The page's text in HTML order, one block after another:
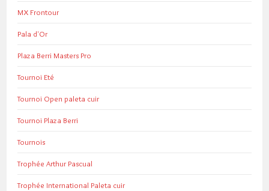
MX Frontour
Pala d'Or
Plaza Berri Masters Pro
Tournoi Eté
Tournoi Open paleta cuir
Tournoi Plaza Berri
Tournois
Trophée Arthur Pascual
Trophée International Paleta cuir